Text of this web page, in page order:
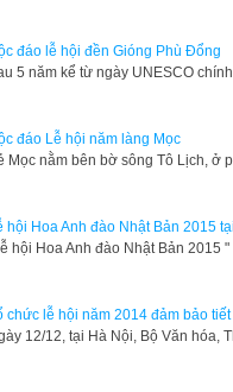
đáo lễ hội đền Gióng Phù Đổng
5 năm kể từ ngày UNESCO
đáo Lễ hội năm làng Mọc
Mọc nằm bên bờ sông Tô Lịch, ở
hội Hoa Anh đào Nhật Bản 2015
hội Hoa Anh đào Nhật Bản
chức lễ hội năm 2014 đảm bảo
12/12, tại Hà Nội, Bộ Văn hóa,